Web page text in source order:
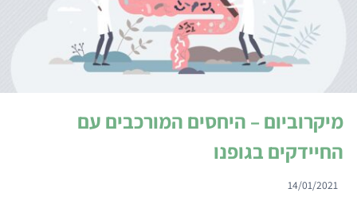
מיקרוביום – היחסים המורכבים עם
החיידקים בגופנו
14/01/2021